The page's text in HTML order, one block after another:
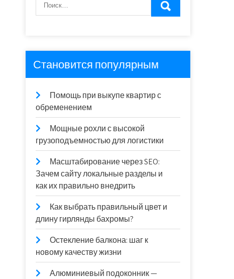
Становится популярным
Помощь при выкупе квартир с
обременением
Мощные рохли с высокой
грузоподъемностью для логистики
Масштабирование через SEO:
Зачем сайту локальные разделы и
как их правильно внедрить
Как выбрать правильный цвет и
длину гирлянды бахромы?
Остекление балкона: шаг к
новому качеству жизни
Алюминиевый подоконник —